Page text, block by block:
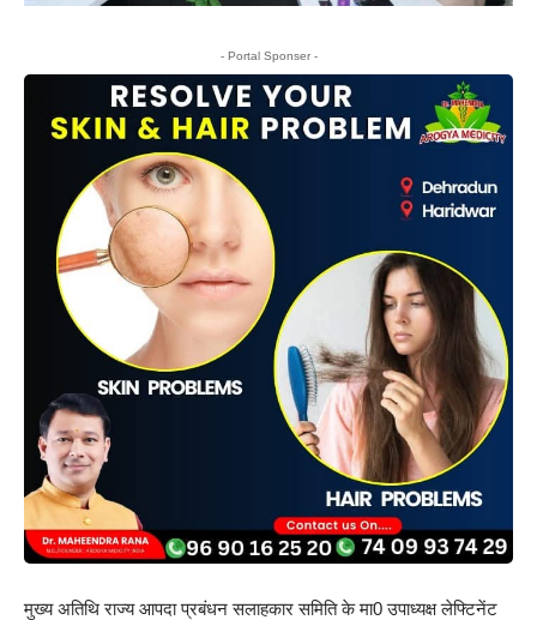
- Portal Sponser -
मुख्य अतिथि राज्य आपदा प्रबंधन सलाहकार समिति के मा0 उपाध्यक्ष लेफ्टिनेंट